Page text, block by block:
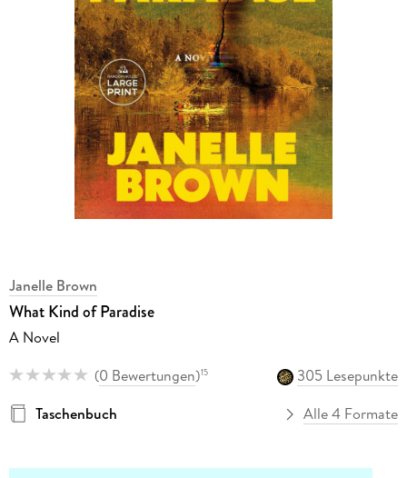
Janelle Brown
What Kind of Paradise
A Novel
(0 Bewertungen)15
305 Lesepunkte
Taschenbuch
Alle 4 Formate